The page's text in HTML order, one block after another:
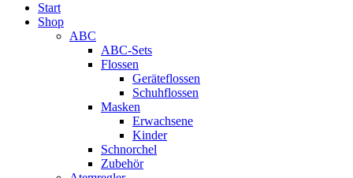
Start
Shop
ABC
ABC-Sets
Flossen
Geräteflossen
Schuhflossen
Masken
Erwachsene
Kinder
Schnorchel
Zubehör